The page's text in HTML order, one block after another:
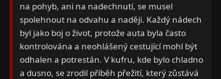
na pohyb, ani na nadechnutí, se musel
spolehnout na odvahu a naději. Každý nádech
byl jako boj o život, protože auta byla často
kontrolována a neohlášený cestující mohl být
odhalen a potrestán. V kufru, kde bylo chladno
a dusno, se zrodil příběh přežití, který zůstává